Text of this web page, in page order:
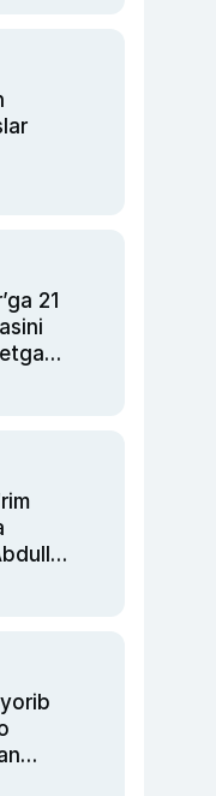
21